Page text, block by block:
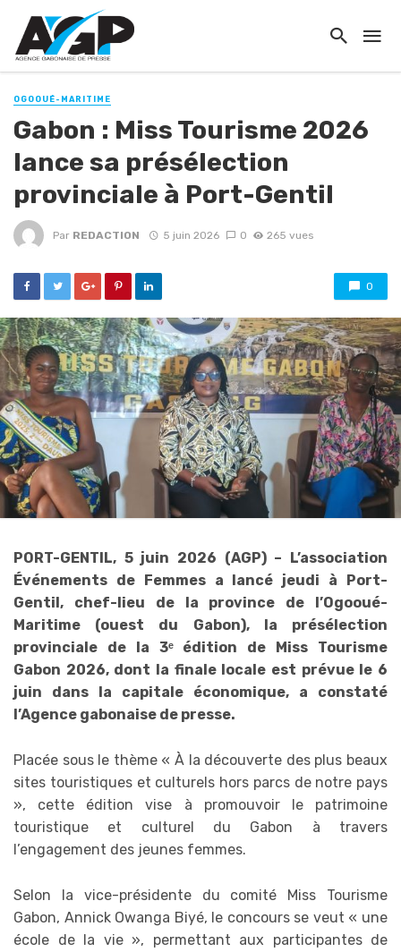
OGOOUÉ-MARITIME
Gabon : Miss Tourisme 2026
lance sa présélection
provinciale à Port-Gentil
Par REDACTION 5 juin 2026 0 265 vues
0
PORT-GENTIL, 5 juin 2026 (AGP) – L’association
Événements de Femmes a lancé jeudi à Port-
Gentil, chef-lieu de la province de l’Ogooué-
Maritime (ouest du Gabon), la présélection
provinciale de la 3ᵉ édition de Miss Tourisme
Gabon 2026, dont la finale locale est prévue le 6
juin dans la capitale économique, a constaté
l’Agence gabonaise de presse.
Placée sous le thème « À la découverte des plus beaux
sites touristiques et culturels hors parcs de notre pays
», cette édition vise à promouvoir le patrimoine
touristique et culturel du Gabon à travers
l’engagement des jeunes femmes.
Selon la vice-présidente du comité Miss Tourisme
Gabon, Annick Owanga Biyé, le concours se veut « une
école de la vie », permettant aux participantes de